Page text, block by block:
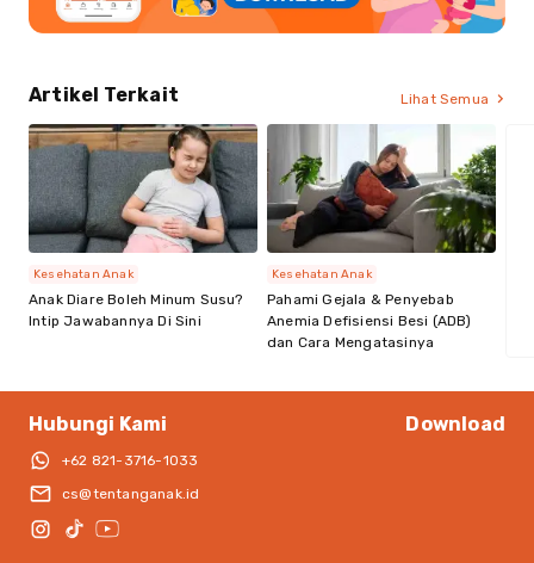
Artikel Terkait Lihat Semua
Anak Diare Boleh Minum Susu?
Intip Jawabannya Di Sini
Kesehatan Anak
Pahami Gejala & Penyebab
Anemia Defisiensi Besi (ADB)
dan Cara Mengatasinya
Kesehatan Anak
Hubungi Kami
+62 821-3716-1033
cs@tentanganak.id
Download